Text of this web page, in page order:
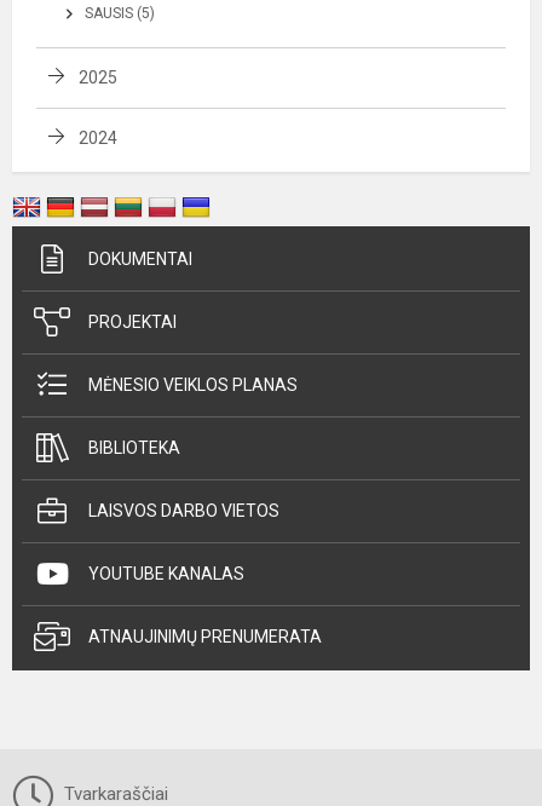
SAUSIS (5)
2025
2024
DOKUMENTAI
PROJEKTAI
MĖNESIO VEIKLOS PLANAS
BIBLIOTEKA
LAISVOS DARBO VIETOS
YOUTUBE KANALAS
ATNAUJINIMŲ PRENUMERATA
Tvarkaraščiai